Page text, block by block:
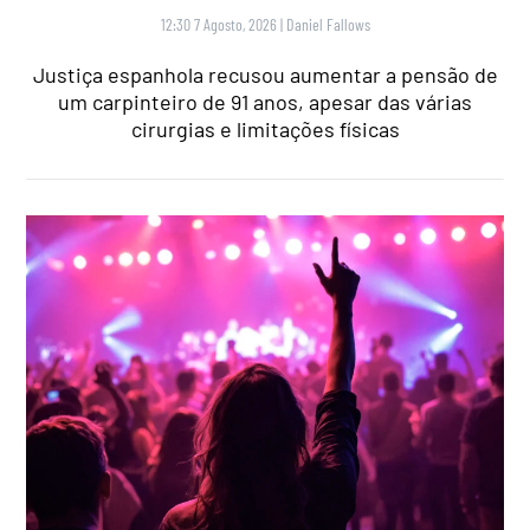
12:30 7 Agosto, 2026 | Daniel Fallows
Justiça espanhola recusou aumentar a pensão de
um carpinteiro de 91 anos, apesar das várias
cirurgias e limitações físicas